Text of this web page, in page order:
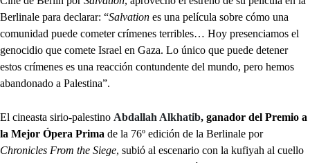
Berlinale para declarar: “Salvation es una película sobre cómo una
comunidad puede cometer crímenes terribles… Hoy presenciamos el
genocidio que comete Israel en Gaza. Lo único que puede detener
estos crímenes es una reacción contundente del mundo, pero hemos
abandonado a Palestina”.
El cineasta sirio-palestino Abdallah Alkhatib, ganador del Premio a
la Mejor Ópera Prima de la 76º edición de la Berlinale por
Chronicles From the Siege, subió al escenario con la kufiyah al cuello